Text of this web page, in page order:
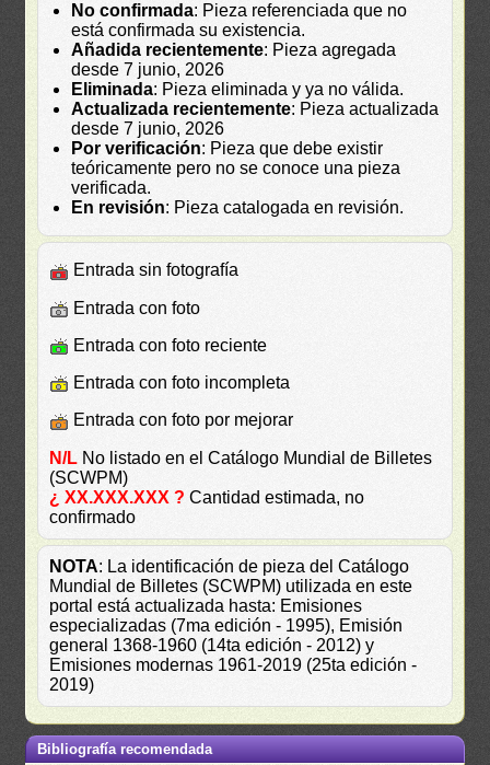
No confirmada: Pieza referenciada que no
está confirmada su existencia.
Añadida recientemente: Pieza agregada
desde 7 junio, 2026
Eliminada: Pieza eliminada y ya no válida.
Actualizada recientemente: Pieza actualizada
desde 7 junio, 2026
Por verificación: Pieza que debe existir
teóricamente pero no se conoce una pieza
verificada.
En revisión: Pieza catalogada en revisión.
Entrada sin fotografía
Entrada con foto
Entrada con foto reciente
Entrada con foto incompleta
Entrada con foto por mejorar
N/L No listado en el Catálogo Mundial de Billetes
(SCWPM)
¿ XX.XXX.XXX ? Cantidad estimada, no
confirmado
NOTA: La identificación de pieza del Catálogo
Mundial de Billetes (SCWPM) utilizada en este
portal está actualizada hasta: Emisiones
especializadas (7ma edición - 1995), Emisión
general 1368-1960 (14ta edición - 2012) y
Emisiones modernas 1961-2019 (25ta edición -
2019)
Bibliografía recomendada